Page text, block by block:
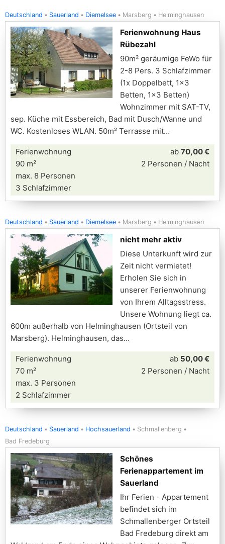
Deutschland Sauerland Diemelsee Marsberg Helminghausen
Ferienwohnung Haus
Rübezahl
90m² geräumige FeWo für
2-8 Pers. 3 Schlafzimmer
(1x Doppelbett, 1x3
Betten, 1x3 Betten)
Wohnzimmer mit SAT-TV,
sep. Küche mit Essbereich, Bad mit Dusch/Wanne und
WC. Kostenloses WLAN. 50m² Terrasse mit
Ferienwohnung
90 m²
max. 8 Personen
3 Schlafzimmer
ab 70,00 €
2 Personen / Nacht
Deutschland Sauerland Diemelsee Marsberg Helminghausen
nicht mehr aktiv
Diese Unterkunft wird zur
Zeit nicht vermietet!
Erholen Sie sich in
unserer Ferienwohnung
von Ihrem Alltagsstress.
Unsere Wohnung liegt ca.
600m außerhalb von Helminghausen (Ortsteil von
Marsberg). Helminghausen, das
Ferienwohnung
70 m²
max. 3 Personen
2 Schlafzimmer
ab 50,00 €
2 Personen / Nacht
Deutschland Sauerland Hochsauerland
Schmallenberg
Bad Fredeburg
Schönes
Ferienappartement im
Sauerland
Ihr Ferien - Appartement
befindet sich im
Schmallenberger Ortsteil
Bad Fredeburg direkt am